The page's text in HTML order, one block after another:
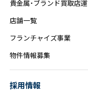
貴金属・ブランド買取店
店舗一覧
フランチャイズ事業
物件情報募集
採用情報